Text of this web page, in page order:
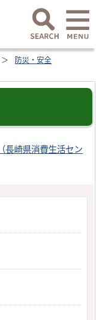
防災・安全
長崎県消費生活セン